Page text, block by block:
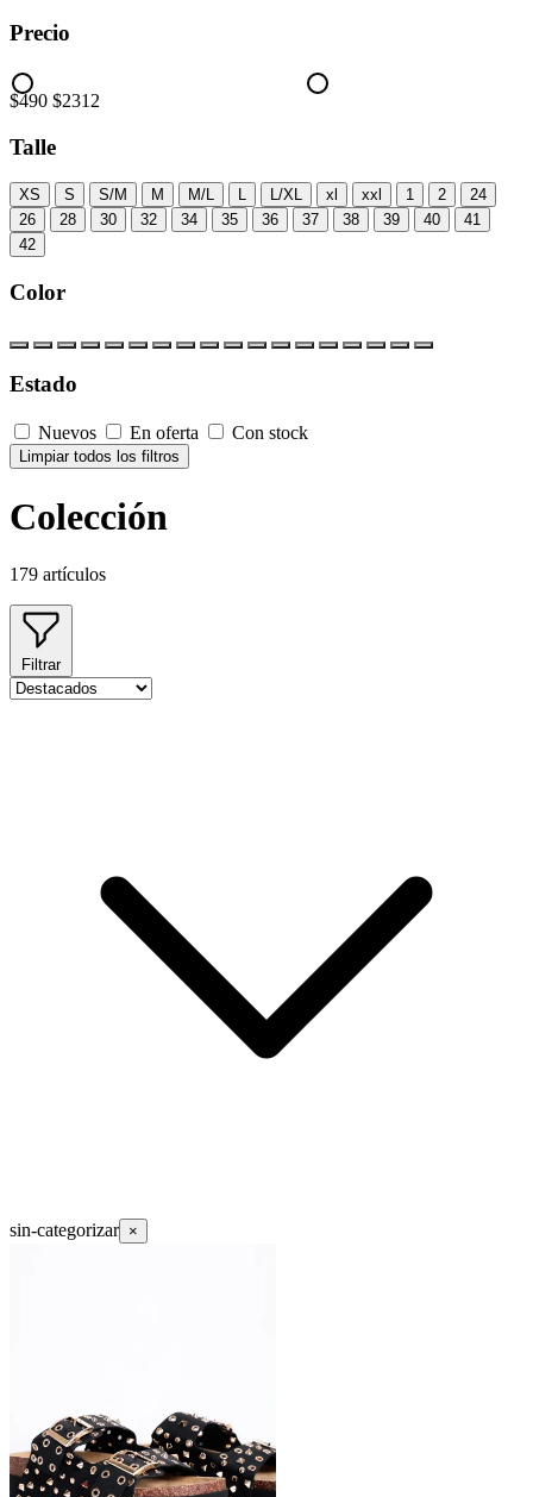
Precio
$490 $2312
Talle
XS S S/M M M/L L L/XL xl xxl 1 2
24
26
28 30 32 34 35 36 37 38 39 40
41
42
Color
Estado
Nuevos En oferta Con stock
Limpiar todos los filtros
Colección
179 artículos
Filtrar
sin-categorizar ×